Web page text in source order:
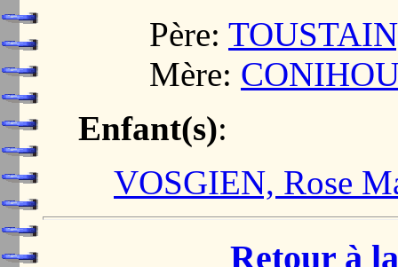
Père:
Mère:
Enfant(s):
VOSGIEN, Rose
Retour à